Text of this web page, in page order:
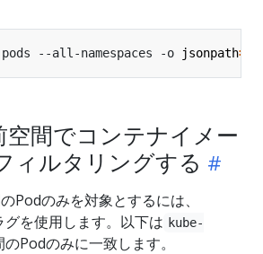
--all-namespaces -o jsonpath=
空間でコンテナイメー
ィルタリングする
Podのみを対象とするには、
を使用します。以下は kube-
Podのみに一致します。